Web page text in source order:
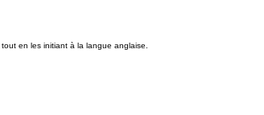
en les initiant à la langue anglaise.